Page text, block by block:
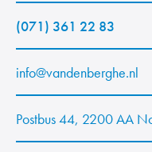
(071) 361 22 83
info@vandenberghe.nl
Postbus 44, 2200 AA